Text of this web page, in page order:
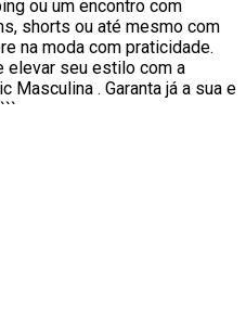
ou um encontro com
shorts ou até mesmo com
na moda com praticidade.
elevar seu estilo com a
Masculina . Garanta já a sua e